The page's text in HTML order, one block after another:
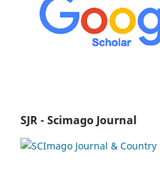
SJR - Scimago Journal